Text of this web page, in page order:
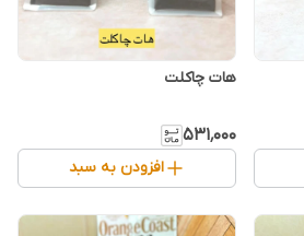
هات چاکلت
۵۳۱٬۰۰۰
افزودن به سبد